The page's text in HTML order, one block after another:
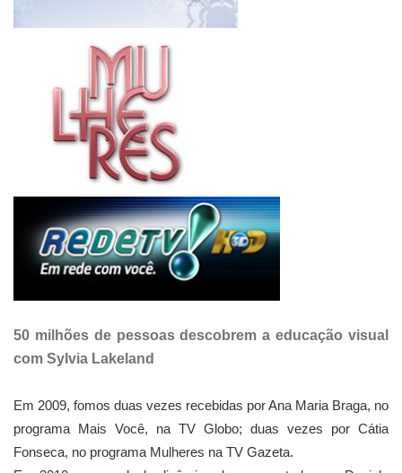
50 milhões de pessoas descobrem a educação visual
com Sylvia Lakeland
Em 2009, fomos duas vezes recebidas por Ana Maria Braga, no
programa Mais Você, na TV Globo; duas vezes por Cátia
Fonseca, no programa Mulheres na TV Gazeta.